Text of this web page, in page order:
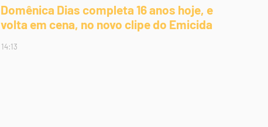
Domênica Dias completa 16 anos hoje, e
volta em cena, no novo clipe do Emicida
14:13